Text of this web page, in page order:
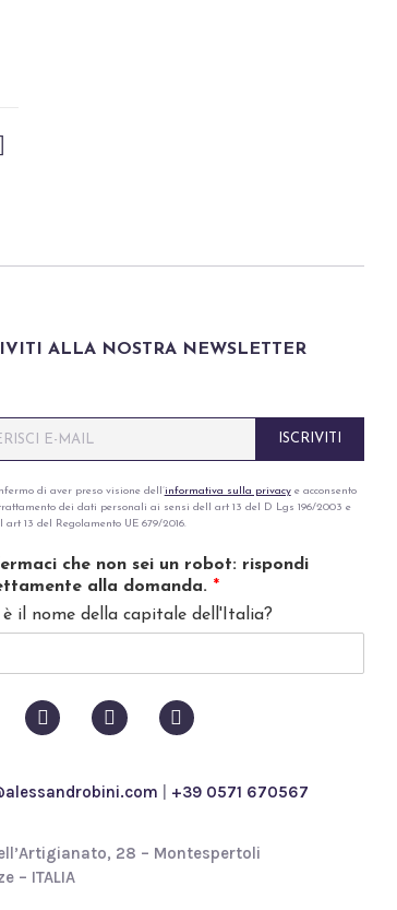
ALLA NOSTRA NEWSLETTER
di aver preso visione dell’informativa sulla privacye acconsento
dei dati personali ai sensi dell art 13 del D Lgs 196/2003 e
art 13 del Regolamento UE 679/2016.
che non sei un robot: rispondi
alla domanda. *
il nome della capitale dell'Italia?
ISCRIVITI
+39 0571 670567
28 – Montespertoli
– ITALIA